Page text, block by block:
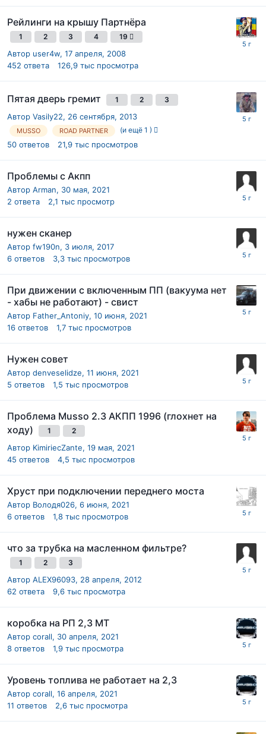
Рейлинги на крышу Партнёра
1 2 3 4 19
Автор user4w, 17 апреля, 2008
452 ответа 126,9 тыс просмотра
Пятая дверь гремит 1 2 3
Автор Vasily22, 26 сентября, 2013
MUSSO ROAD PARTNER (и ещё 1 )
50 ответов 21,9 тыс просмотров
Проблемы с Акпп
Автор Arman, 30 мая, 2021
2 ответа 2,1 тыс просмотр
нужен сканер
Автор fw190n, 3 июля, 2017
6 ответов 3,3 тыс просмотров
При движении с включенным ПП (вакуума нет
- хабы не работают) - свист
Автор Father_Antoniy, 10 июня, 2021
16 ответов 1,7 тыс просмотров
Нужен совет
Автор denveselidze, 11 июня, 2021
5 ответов 1,5 тыс просмотров
Проблема Musso 2.3 АКПП 1996 (глохнет на
ходу)
1 2
Автор KimiriecZante, 19 мая, 2021
45 ответов 4,5 тыс просмотров
Хруст при подключении переднего моста
Автор Володя026, 6 июня, 2021
6 ответов 1,8 тыс просмотров
что за трубка на масленном фильтре?
1 2 3
Автор ALEX96093, 28 апреля, 2012
62 ответа 9,6 тыс просмотра
коробка на РП 2,3 МТ
Автор corall, 30 апреля, 2021
8 ответов 1,9 тыс просмотра
Уровень топлива не работает на 2,3
Автор corall, 16 апреля, 2021
11 ответов 2,6 тыс просмотра